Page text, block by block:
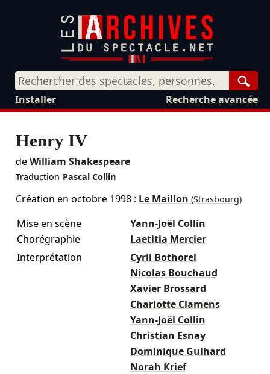
Recherche avancée
Installer
Henry IV
deWilliam Shakespeare
Traduction Pascal Collin
Création en octobre 1998: Le Maillon (Strasbourg)
Mise en scène
Yann-Joël Collin
Chorégraphie
Laetitia Mercier
Interprétation
Cyril Bothorel
Nicolas Bouchaud
Xavier Brossard
Charlotte Clamens
Yann-Joël Collin
Christian Esnay
Dominique Guihard
Norah Krief